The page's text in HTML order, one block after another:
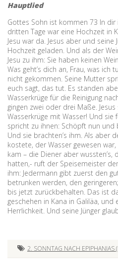
Hauptlied
Gottes Sohn ist kommen 73 In dir
dritten Tage war eine Hochzeit in
Jesu war da. Jesus aber und seine
Hochzeit geladen. Und als der
Jesu zu ihm: Sie haben keinen
Was geht’s dich an, Frau, was ich
nicht gekommen. Seine Mutter
euch sagt, das tut. Es standen
Wasserkrüge für die Reinigung
gingen zwei oder drei Maße.
Wasserkrüge mit Wasser! Und
spricht zu ihnen: Schöpft nun und
Und sie brachten’s ihm. Als aber
kostete, der Wasser gewesen
kam – die Diener aber wussten’s,
hatten,- ruft der Speisemeister
ihm: Jedermann gibt zuerst den
betrunken werden, den
bis jetzt zurückbehalten. Das ist
geschehen in Kana in Galiläa,
Herrlichkeit. Und seine Jünger
2. SONNTAG NACH